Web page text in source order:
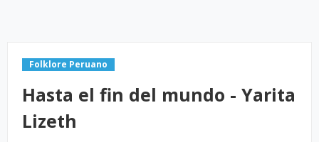
Folklore Peruano
Hasta el fin del mundo - Yarita
Lizeth